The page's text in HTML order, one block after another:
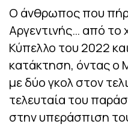
Ο άνθρωπος που
Αργεντινής… από το
Κύπελλο του 2022
κατάκτηση, όντας ο
με δύο γκολ στον
τελευταία του
στην υπεράσπιση